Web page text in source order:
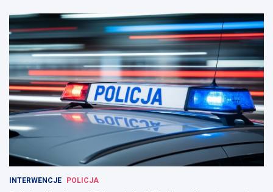
INTERWENCJE POLICJA